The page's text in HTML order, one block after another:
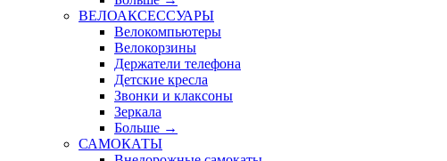
ВЕЛОАКСЕССУАРЫ
Велокомпьютеры
Велокорзины
Держатели телефона
Детские кресла
Звонки и клаксоны
Зеркала
Больше →
САМОКАТЫ